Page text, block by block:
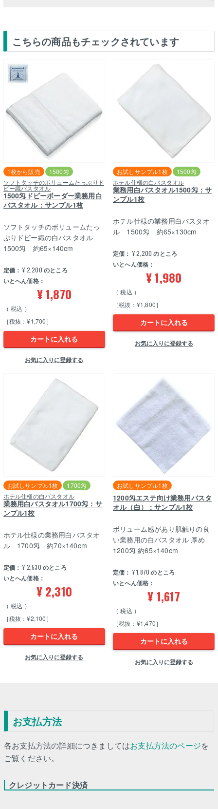
こちらの商品もチェックされています
ソフトタッチのボリュームたっぷりド
ビー織バスタオル
1500匁ドビーボーダー業務用白
バスタオル：サンプル1枚
1枚から販売 1500匁
定価： ¥ 2,200 のところ
いとへん価格：
¥1,870
税込
［税抜：¥1,700］
ソフトタッチのボリュームたっ
ぷりドビー織の白バスタオル
1500匁 約65×140cm
カートに入れる
お気に入りに登録する
ホテル仕様の白バスタオル
業務用白バスタオル1500匁：サ
ンプル1枚
お試しサンプル1枚 1500匁
定価： ¥2,200 のところ
いとへん価格：
¥1,980
税込
［税抜：¥1,800］
ホテル仕様の業務用白バスタオ
ル 1500匁 約65×130cm
カートに入れる
お気に入りに登録する
ホテル仕様の白バスタオル
業務用白バスタオル1700匁：サ
ンプル1枚
お試しサンプル1枚 1700匁
定価： ¥ 2,530 のところ
いとへん価格：
¥ 2,310
税込
［税抜：¥2,100］
ホテル仕様の業務用白バスタオ
ル 1700匁 約70×140cm
カートに入れる
お気に入りに登録する
1200匁エステ向け業務用バスタ
オル（白）：サンプル1枚
お試しサンプル1枚
定価： ¥1,870 のところ
いとへん価格：
¥1,617
税込
［税抜：¥1,470］
ボリューム感があり肌触りの良
い業務用の白バスタオル 厚め
1200匁 約65×140cm
カートに入れる
お気に入りに登録する
お支払方法
各お支払方法の詳細につきましてはお支払方法のページを
ご覧ください。
クレジットカード決済